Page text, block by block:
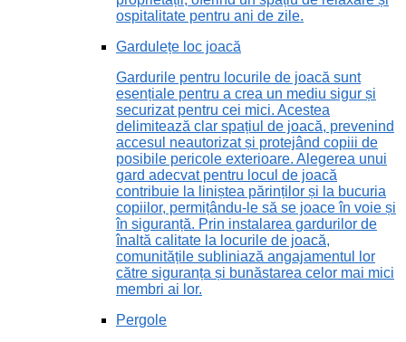
ospitalitate pentru ani de zile.
Gardulețe loc joacă
Gardurile pentru locurile de joacă sunt
esențiale pentru a crea un mediu sigur și
securizat pentru cei mici. Acestea
delimitează clar spațiul de joacă, prevenind
accesul neautorizat și protejând copiii de
posibile pericole exterioare. Alegerea unui
gard adecvat pentru locul de joacă
contribuie la liniștea părinților și la bucuria
copiilor, permițându-le să se joace în voie și
în siguranță. Prin instalarea gardurilor de
înaltă calitate la locurile de joacă,
comunitățile subliniază angajamentul lor
către siguranța și bunăstarea celor mai mici
membri ai lor.
Pergole